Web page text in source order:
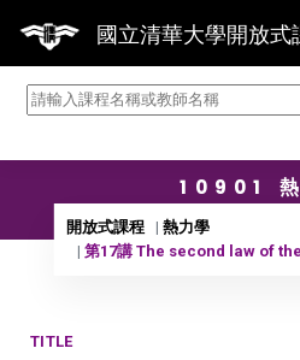
國立清華大學開放式
【7/31
10901
開放式課程
熱力學
第17講 The second law of
TITLE